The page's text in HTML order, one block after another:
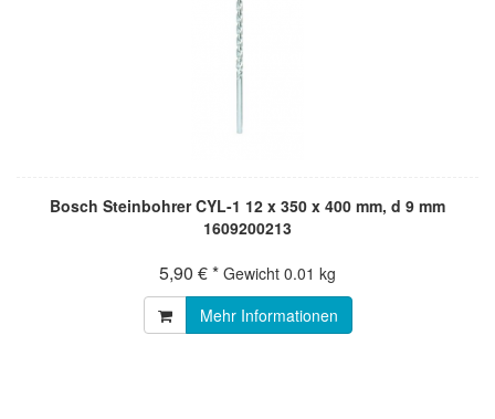
Bosch Steinbohrer CYL-1 12 x 350 x 400 mm, d 9 mm
1609200213
5,90 € * Gewicht 0.01 kg
Mehr Informationen